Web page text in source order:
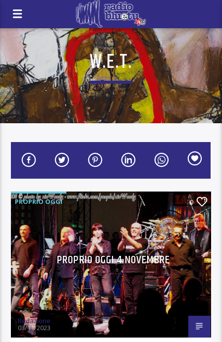
W.E.T.
PROPRIO OGGI 0
PROPRIO OGGI 4 NOVEMBRE
Redazione
03/11/2023